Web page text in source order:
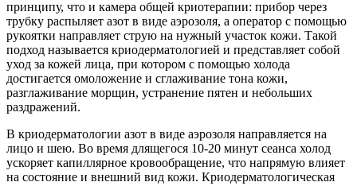
принципу, что и камера общей криотерапии: прибор через
трубку распыляет азот в виде аэрозоля, а оператор с помощью
рукоятки направляет струю на нужный участок кожи. Такой
подход называется криодерматологией и представляет собой
уход за кожей лица, при котором с помощью холода
достигается омоложение и сглаживание тона кожи,
разглаживание морщин, устранение пятен и небольших
раздражений.
В криодерматологии азот в виде аэрозоля направляется на
лицо и шею. Во время длящегося 10-20 минут сеанса холод
ускоряет капиллярное кровообращение, что напрямую влияет
на состояние и внешний вид кожи. Криодерматологическая